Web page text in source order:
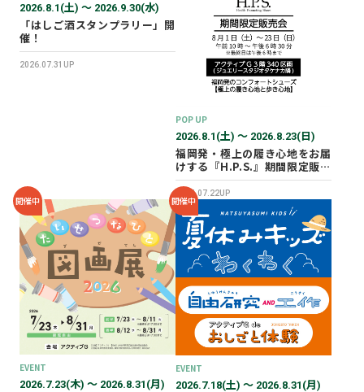
2026.8.1(土) 〜 2026.9.30(水)
「はしご酒スタンプラリー」開
催！
2026.07.31UP
POP UP
2026.8.1(土) 〜 2026.8.23(日)
福岡発・極上の履き心地をお届
けする『H.P.S.』期間限定販売
会を開催✨
2026.07.22UP
開催中
EVENT
2026.7.23(木) 〜 2026.8.31(月)
開催中
EVENT
2026.7.18(土) 〜 2026.8.31(月)